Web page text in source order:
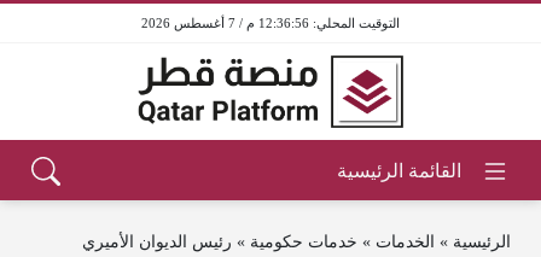
12:36:56 م / 7 أغسطس 2026
الرئيسية » الخدمات » خدمات حكومية » رئيس الديوان الأميري